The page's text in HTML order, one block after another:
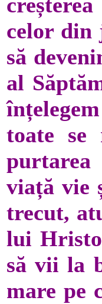
celor din
să
al
toate se
viață vie
trecut,
lui
să vii la
mare pe